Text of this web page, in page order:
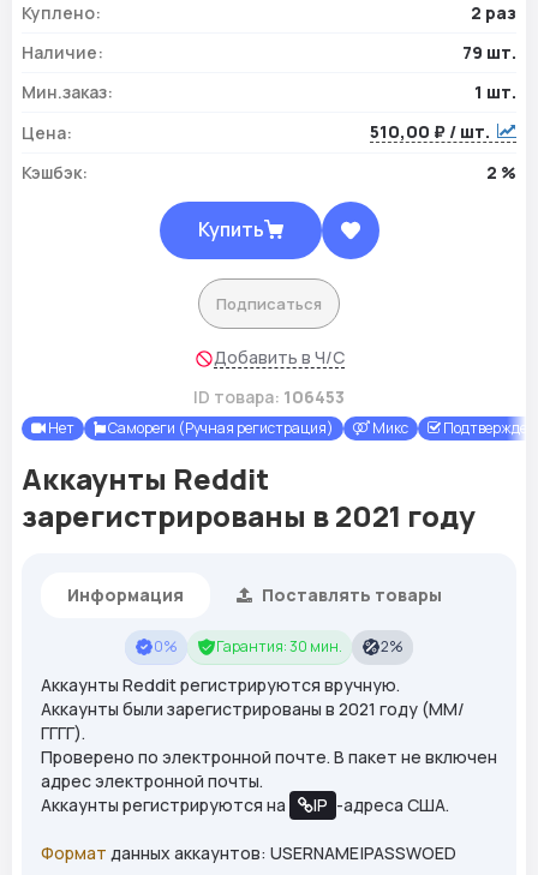
Куплено:
2 раз
Наличие:
79 шт.
Мин.заказ:
1 шт.
Цена:
510,00 ₽ / шт.
Кэшбэк:
2 %
Купить
Подписаться
Добавить в Ч/С
ID товара: 106453
Нет Самореги (Ручная регистрация) Микс
Аккаунты Reddit
зарегистрированы в 2021 году
Информация Поставлять товары
0% Гарантия: 30 мин. 2%
Аккаунты Reddit регистрируются вручную.
Аккаунты были зарегистрированы в 2021 году (ММ/
ГГГГ).
Проверено по электронной почте. В пакет не включен
адрес электронной почты.
Аккаунты регистрируются на
IP -адреса США.
Формат данных аккаунтов: USERNAME|PASSWOED